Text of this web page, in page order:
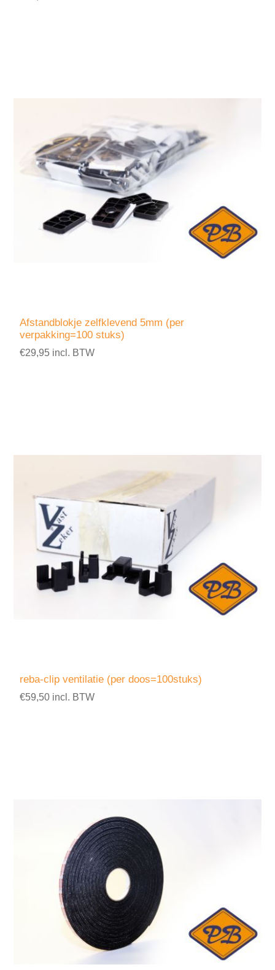
Afstandblokje zelfklevend 5mm (per
verpakking=100 stuks)
€29,95 incl. BTW
reba-clip ventilatie (per doos=100stuks)
€59,50 incl. BTW